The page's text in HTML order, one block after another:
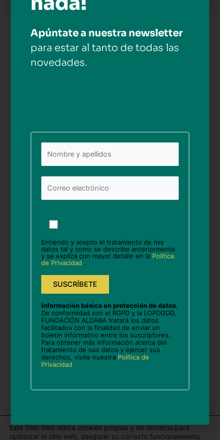
Deja una respuesta
Tu dirección de correo electrónico no será publicada.
Los campos obligatorios están marcados con
Correo
electrónico*
Guarda mi nombre, correo electrónico y web en
este navegador para la próxima vez que comente.
Este Sitio Web utiliza cookies propias y de terceros para
optimizar el sitio web, asegurar su correcto funcionamiento,
Apúntate a nuestra newsletter
para estar al tanto de todas las
novedades.
favor,
este
campo
vacío.
Entiendo y acepto el tratamiento de mis
datos tal y como se describe anteriormente
y se explica con mayor detalle en la Política
de Privacidad .
Información básica en protección de datos.
De conformidad con el RGPD y la LOPDGDD,
FUNDACIÓN ALDABA tratará los datos
facilitados con la finalidad de enviar un
boletín informativo entre los suscriptores.
Para obtener más información acerca del
tratamiento de sus datos y ejercer sus
derechos, visite nuestra Política de
Privacidad